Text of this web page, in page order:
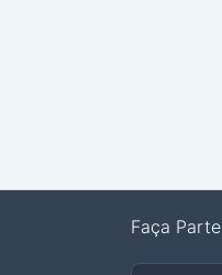
Faça Parte